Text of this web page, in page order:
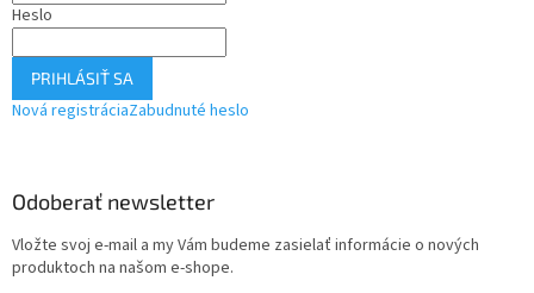
Heslo
PRIHLÁSIŤ SA
Nová registráciaZabudnuté heslo
Odoberať newsletter
Vložte svoj e-mail a my Vám budeme zasielať informácie o nových
produktoch na našom e-shope.